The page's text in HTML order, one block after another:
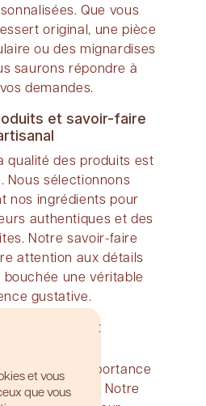
Que vous
original, une pièce
ou des mignardises
saurons répondre à
demandes.
et savoir-faire
qualité des produits est
Nous sélectionnons
nos ingrédients pour
authentiques et des
Notre savoir-faire
attention aux détails
une véritable
gustative.
sur mesure et
grande importance
de nos clients. Notre
et vous
que vous